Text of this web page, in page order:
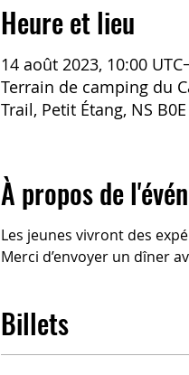
Heure et lieu
14 août 2023, 10:00
Terrain de camping du
Trail, Petit Étang, NS
À propos de
Les jeunes vivront des
Merci d’envoyer un dîner
Billets